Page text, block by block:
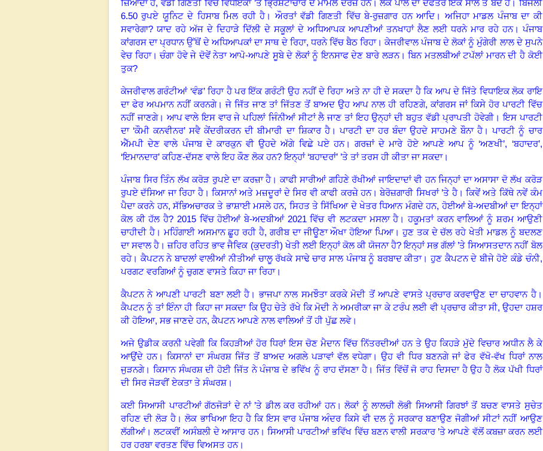
ਜ਼ਿਆਦਾ ਹੈ, ਵੱਡੀ ਗਿਣਤੀ ਵਿੱਚ ਵਿਧਇਕਾਂ ’ਤੇ ਭ੍ਰਿਸ਼ਟਾਚਾਰ ਦੇ ਮਾਮਲੇ ਦਰਜ਼ ਹਨ। ਲੋਕ ਪਾਲ ਦਾ ਦਫਤਰ ਇੱਕ ਸਾਲ ਤੋਂ ਬੰਦ ਹੈ। ਬਿਜਲੀ
6.50ਰੁਪਏ ਯੂਨਿਟ ਦੇ ਹਿਸਾਬ ਮਿਲ ਰਹੀ ਹੈ। ਔਰਤਾਂ ਵੱਡੀ ਗਿਣਤੀ ਵਿੱਚ ਬੇ-ਰੁਜ਼ਗਾਰ ਹਨ ਆਦਿ। ਅਜਿਹਾ ਮਾਡਲ ਪੰਜਾਬ ਦਾ ਕੀ
ਸਵਾਰੇਗਾ? ਯਾਦ ਰਹੇ ਅੱਜ ਦੇ ਦਿਹਾੜੇ ਦਿੱਲੀ ਦੇ ਸਕੂਲਾਂ ਦੇ ਅਧਿਆਪਕ ਆਪਣੀਆਂ ਤਨਖਾਹਾਂ ਲੈਣ ਲਈ ਧਰਨੇ ਮਾਰ ਰਹੇ ਹਨ। ਪੰਜਾਬ
ਕਾਂਗਰਸ ਦਾ ਪ੍ਰਧਾਨ ਉੱਥੋਂ ਦੇ ਅਧਿਆਪਕਾਂ ਦਾ ਸਾਥ ਦੇ ਰਿਹਾ,ਧਰਨੇ ਵਿੱਚ ਬੈਠ ਰਿਹਾ।ਕੇਜਰੀਵਾਲ ਪੰਜਾਬ ਦੇ ਲੋਕਾਂ ਨੂੰ ਮੁੰਗੇਰੀ ਲਾਲ ਦੇ ਸੁਪਨੇ
ਵੇਚ ਰਿਹਾ।ਚੰਗਾ ਹੋਵੇ ਜੇ ਦੋਵੇਂ ਨੇਤਾ ਆਪੋ-ਆਪਣੇ ਸੂਬੇ ਦੇ ਲੋਕਾਂ ਨੂੰ ਇਨਸਾਫ ਦੇਣ ਬਾਰੇ ਲੜਨ।ਬਿਨ ਮਤਲਬੀਆਂ ਟਪੱਲਾਂ ਮਾਰਨ ਦੀ ਹੈ ਕੋਈ
ਤੁਕ?
ਕੇਜਰੀਵਾਲ ਗਰੰਟੀਆਂ ‘ਵੰਡ’ ਰਿਹਾ ਹੈ ਪਰ ਇੱਕ ਗਰੰਟੀ ਉਹ ਨਹੀਂ ਦੇ ਰਿਹਾ ਅਤੇ ਨਾ ਹੀ ਦੇ ਸਕਦਾ ਹੈ ਕਿ ਆਪ ਦੇ ਜਿੱਤੇ ਵਿਧਾਇਕ ਲੋਕ ਰਾਇ
ਦਾ ਫੇਰ ਅਪਮਾਨ ਨਹੀਂ ਕਰਨਗੇ। ਜੇ ਜਿੱਤ ਜਾਣ ਤਾਂ ਜਿੱਤਣ ਤੋਂ ਬਾਅਦ ਉਹ ਆਪ ਨਾਲ ਹੀ ਰਹਿਣਗੇ, ਕਾਂਗਰਸ ਜਾਂ ਕਿਸੇ ਹੋਰ ਪਾਰਟੀ ਵਿੱਚ
ਨਹੀਂ ਜਾਣਗੇ। ਆਪ ਵਾਲੇ ਇਸ ਵਾਰ ਜੇ ਪਹਿਲਾਂ ਜਿੰਨੀਆਂ ਸੀਟਾਂ ਲੈ ਜਾਣ ਤਾਂ ਇਹ ਉਨ੍ਹਾਂ ਦੀ ਬਹੁਤ ਵੱਡੀ ਪ੍ਰਾਪਤੀ ਹੋਵੇਗੀ ।ਇਸ ਪਾਰਟੀ
ਦਾ ‘ਕੌਮੀ ਕਨਵੀਨਰ’ ਸਵੈ ਕੇਂਦਰੀਕਰਨ ਦੀ ਬੀਮਾਰੀ ਦਾ ਸ਼ਿਕਾਰ ਹੈ। ਪਾਰਟੀ ਦਾ ਹਰ ਬੰਦਾ ਉਹਦੇ ਸਾਹਮਣੇ ਬੌਨਾ ਹੈ। ਪਾਰਟੀ ਨੂੰ ਚਾਰ
ਐੱਮਪੀ ਦੇਣ ਵਾਲੇ ਪੰਜਾਬ ਦੇ ਕਾਰਕੁਨ ਵੀ ਉਹਦੇ ਅੱਗੇ ਵਿਛੇ ਪਏ ਹਨ। ਗਰਜ਼ਾਂ ਦੇ ਮਾਰੇ ਹੋਏ ਆਪਣੇ ਆਪ ਨੂੰ ‘ਅਣਖੀ’, ‘ਬਹਾਦਰ’,
‘ਇਮਾਨਦਾਰ’ ਕਹਿਣ-ਦੱਸਣ ਵਾਲੇ ਇਹ ਕੌਣ ਲੋਕ ਹਨ?ਇਨ੍ਹਾਂ ‘ਬਹਾਦਰਾਂ’ ’ਤੇ ਤਾਂ ਤਰਸ ਹੀ ਕੀਤਾ ਜਾ ਸਕਦਾ।
ਪੰਜਾਬ ਸਿਰ ਤਿੰਨ ਲੱਖ ਕਰੋੜ ਰੁਪਏ ਦਾ ਕਰਜ਼ਾ ਹੈ। ਕਾਫੀ ਸਾਰੀਆਂ ਗਹਿਣੇ ਰੱਖੀਆਂ ਜਾਇਦਾਦਾਂ ਵੀ ਹਨ ਜਿਨ੍ਹਾਂ ਦਾ ਅਸਾਸਾ ਦੋ ਲੱਖ ਕਰੋੜ
ਰੁਪਏ ਦੱਸਿਆ ਜਾ ਰਿਹਾ ਹੈ। ਕਿਸਾਨਾਂ ਅਤੇ ਮਜ਼ਦੂਰਾਂ ਦੇ ਸਿਰ ਵੀ ਕਾਫੀ ਕਰਜ਼ੇ ਹਨ। ਬੇਰੋਜ਼ਗਾਰੀ ਸਿਖਰਾਂ ’ਤੇ ਹੈ। ਕਿਵੇਂ ਅਤੇ ਕਿੱਥੇ ਨਵੇਂ ਕੰਮ
ਪੈਦਾ ਕਰਨੇ ਹਨ,ਸੱਭਿਅਚਾਰਕ ਤੇ ਭਾਸ਼ਾਈ ਮਸਲੇ ਹਨ, ਸਿਹਤ ਤੇ ਸਿੱਖਿਆ ਦੇ ਖੇਤਰ ਧਿਆਨ ਮੰਗਦੇ ਹਨ,ਹੋਈਆਂ ਬੇ-ਅਦਬੀਆਂ ਦਾ ਇਨ੍ਹਾਂ
ਕੋਲ ਕੀ ਹੱਲ ਹੈ? 2015ਵਿੱਚ ਹੋਈਆਂ ਬੇ-ਅਦਬੀਆਂ 2021 ਵਿੱਚ ਵੀ ਲਟਕਦਾ ਮਸਲਾ ਹੈ। ਹਕੂਮਤਾਂ ਕਰਨ ਵਾਲਿਆਂ ਨੂੰ ਸ਼ਰਮ ਆਉਣੀ
ਚਾਹੀਦੀ ਹੈ। ਮਹਿੰਗਾਈ ਅਸਮਾਨ ਛੂਹ ਰਹੀ ਹੈ, ਗਰੀਬ ਦਾ ਜੀਊਣਾ ਔਖਾ ਹੋਇਆ ਪਿਆ।ਹੁਣ ਤਕ ਦੇ ਚੱਲ ਰਹੇ ਖੇਤੀ ਮਾਡਲ ਨੂੰ ਬਦਲਣ
ਦਾ ਸਵਾਲ ਹੈ। ਜ਼ਹਿਰ ਰਹਿਤ ਭਾਵ ਜੈਵਿਕ (ਕੁਦਰਤੀ)ਖੇਤੀ ਲਈ ਇਨ੍ਹਾਂ ਕੋਲ ਕੀ ਯੋਜਨਾ ਹੈ?ਇਨ੍ਹਾਂ ਸਭ ਗੱਲਾਂ ’ਤੇ ਸਿਆਸਤਦਾਨ ਨਹੀਂ ਬੋਲ
ਰਹੇ। ਕੈਪਟਨ ਨੇ ਬਾਦਲਾਂ ਵਾਲੀਆਂ ਨੀਤੀਆਂ ਚਾਲੂ ਰੱਖਕੇ ਸਾਢੇ ਚਾਰ ਸਾਲ ਪੰਜਾਬ ਨੂੰ ਬਰਬਾਦ ਕੀਤਾ।ਹੁਣ ਕੈਪਟਨ ਦੇ ਬੀਜੇ ਹੋਏ ਕੰਡੇ ਚੰਨੀ,
ਪਰਗਟ ਵਰਗਿਆਂ ਨੂੰ ਚੁਗਣ ਵਾਸਤੇ ਕਿਹਾ ਜਾ ਰਿਹਾ।
ਕੈਪਟਨ ਨੇ ਆਪਣੀ ਪਾਰਟੀ ਬਣਾ ਲਈ ਹੈ। ਭਾਜਪਾ ਨਾਲ ਸਮਝੌਤਾ ਕਰਕੇ ਮੋਦੀ ਤੋਂ ਆਪਣੇ ਵਾਸਤੇ ਪ੍ਰਚਾਰ ਕਰਵਾਉਣ ਦਾ ਚਾਹਵਾਨ ਹੈ।
ਕੈਪਟਨ ਨੂੰ ਤਾਂ ਇੰਨਾ ਹੀ ਕਿਹਾ ਜਾ ਸਕਦਾ ਕਿ ਉਹ ਚੇਤੇ ਰੱਖੇ ਕਿ ਮੋਦੀ ਨੇ ਅਮਰੀਕਾ ਜਾ ਕੇ ਟਰੰਪ ਲਈ ਵੀ ਪ੍ਰਚਾਰ ਕੀਤਾ ਸੀ,ਉਹਦਾ ਹਸ਼ਰ
ਕੀ ਹੋਇਆ, ਸਭ ਜਾਣਦੇ ਹਨ, ਕੈਪਟਨ ਆਪਣੇ ਨਾਲ ਵਾਲਿਆਂ ਤੋਂ ਹੀ ਪੁੱਛ ਲਵੇ।
ਅਜੇ ਉਡੀਕ ਕਰਨੀ ਪਵੇਗੀ ਕਿ ਕਿਹੜੀਆਂ ਹੋਰ ਧਿਰਾਂ ਇਸ ਚੋਣ ਮੈਦਾਨ ਵਿੱਚ ਨਿੱਤਰਦੀਆਂ ਹਨ ਤੇ ਉਹ ਕਿਹੜੇ ਮੁੱਦੇ ਵਿਚਾਰ ਅਧੀਨ ਲੈ ਕੇ
ਆਉਂਦੇ ਹਨ।ਕਿਸਾਨਾਂ ਦਾ ਸੰਘਰਸ਼ ਜਿੱਤ ਤੋਂ ਬਾਅਦ ਅਗਲੇ ਪੜਾਵਾਂ ਵੱਲ ਵਧੇਗਾ।ਉਹ ਵੀ ਧਿਰ ਬਣਨਗੇ ਜਾਂ ਫੇਰ ਵੱਖੋ-ਵੱਖ ਧਿਰਾਂ ਨਾਲ
ਜੁੜਨਗੇ। ਕਿਸਾਨ ਸੰਘਰਸ਼ ਦੀ ਹੋਈ ਜਿੱਤ ਨੇ ਪੰਜਾਬ ਦੇ ਭਵਿੱਖ ਨੂੰ ਰਾਹ ਦੱਸਣਾ ਹੈ। ਜਿੱਤ ਵਿੱਚੋਂ ਜੋ ਰਾਹ ਦਿਸਦਾ ਹੈ ਉਹ ਹੈ ਲੋਕ ਪੱਖੀ ਧਿਰਾਂ
ਦੀ ਸਿਰ ਜੋੜਵੀਂ ਏਕਤਾ ਤੇ ਸੰਘਰਸ਼।
ਕਈ ਸਿਆਸੀ ਪਾਰਟੀਆਂ ਗੱਠਜੋੜਾਂ ਦੇ ਨਾਂ ’ਤੇ ਡੀਲ ਕਰ ਰਹੀਆਂ ਹਨ।ਲੋਕਾਂ ਨੂੰ ਲਾਲਚੀ ਲੋਭੀ ਸਿਆਸੀ ਗਿਰਝਾਂ ਤੋਂ ਬਚਣ ਵਾਸਤੇ ਸੁਚੇਤ
ਰਹਿਣ ਦੀ ਲੋੜ ਹੈ।ਲੋਕ ਭਾਖਿਆ ਇਹ ਹੈ ਕਿ ਇਸ ਵਾਰ ਪੰਜਾਬ ਅੰਦਰ ਕਿਸੇ ਵੀ ਦਲ ਨੂੰ ਸਰਕਾਰ ਬਣਾਉਣ ਜੋਗੀਆਂ ਸੀਟਾਂ ਨਹੀਂ ਆਉਣ
ਲੱਗੀਆਂ।ਲਟਕਵੀਂ ਅਸੰਬਲੀ ਦੇ ਆਸਾਰ ਹਨ। ਸਿਆਸੀ ਪਾਰਟੀਆਂ ਭਵਿੱਖ ਵਿੱਚ ਬਣਨ ਵਾਲੀ ਸਰਕਾਰ ’ਤੇ ਆਪਣੇ ਵੱਲੋਂ ਕਬਜ਼ਾ ਕਰਨ ਲਈ
ਹਰ ਹਰਬਾ ਵਰਤਣ ਵਿੱਚ ਵਿਅਸਤ ਹਨ।